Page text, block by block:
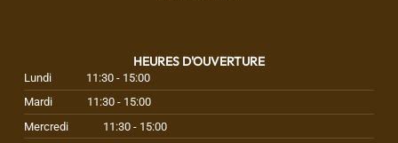
HEURES D'OUVERTURE
Lundi
11:30 - 15:00
Mardi
11:30 - 15:00
Mercredi
11:30 - 15:00